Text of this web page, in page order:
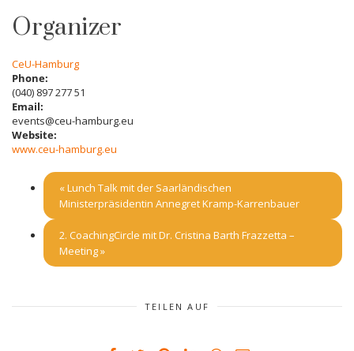
Organizer
CeU-Hamburg
Phone:
(040) 897 277 51
Email:
events@ceu-hamburg.eu
Website:
www.ceu-hamburg.eu
«Lunch Talk mit der Saarländischen
Ministerpräsidentin Annegret Kramp-Karrenbauer
2. CoachingCircle mit Dr. Cristina Barth Frazzetta –
Meeting»
TEILEN AUF